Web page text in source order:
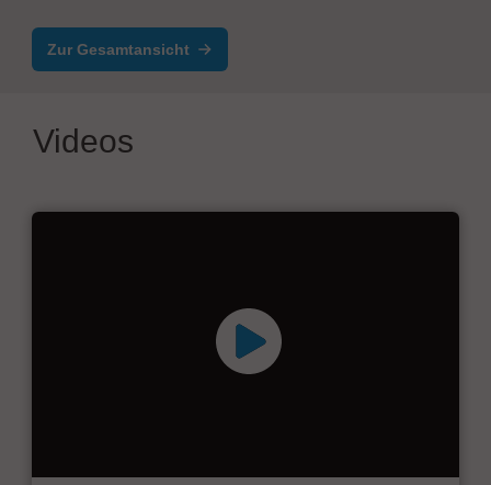
Zur Gesamtansicht
Videos